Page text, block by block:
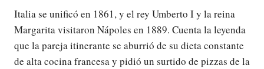
Italia se unificó en 1861, y el rey Umberto I y la reina
Margarita visitaron Nápoles en 1889. Cuenta la leyenda
que la pareja itinerante se aburrió de su dieta constante
de alta cocina francesa y pidió un surtido de pizzas de la